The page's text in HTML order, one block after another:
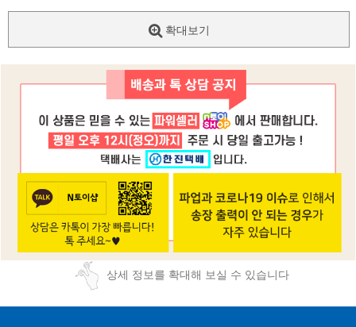
확대보기
상세 정보를 확대해 보실 수 있습니다